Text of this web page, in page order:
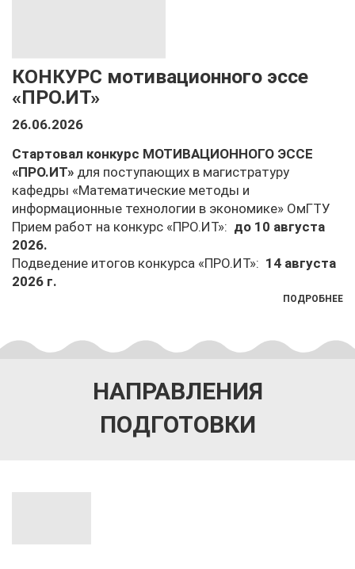
КОНКУРС мотивационного эссе
«ПРО.ИТ»
26.06.2026
Стартовал конкурс МОТИВАЦИОННОГО ЭССЕ
«ПРО.ИТ» для поступающих в магистратуру
кафедры «Математические методы и
информационные технологии в экономике» ОмГТУ
Прием работ на конкурс «ПРО.ИТ»: до 10 августа
2026.
Подведение итогов конкурса «ПРО.ИТ»: 14 августа
2026 г.
ПОДРОБНЕЕ
НАПРАВЛЕНИЯ
ПОДГОТОВКИ